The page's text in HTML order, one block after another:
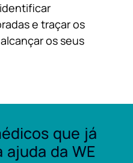
e traçar os
os seus
que já
da WE